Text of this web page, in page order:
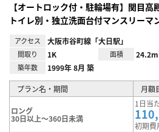
【オートロック付・駐輪場有】関目
トイレ別・独立洗面台付マンスリーマ
アクセス 大阪市谷町線「大日駅」
間取り 1K 面積
築年数 1999年 8月 築
プラン名・期間 月額
ロング
30日以上～360日未満
1日当
初期費